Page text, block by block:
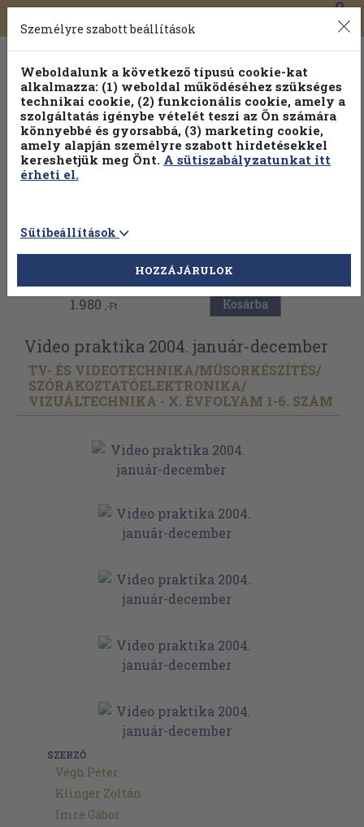
Toggle
navigation
0
Vissza az előző oldalra
1.980 ,-Ft Kosárba
Video praktika 2004. január-december
TV- ÉS VIDEOTECHNIKA/MŰSORKÉSZÍTÉS/
SZÓRAKOZTATÓELEKTRONIKA/
VIZUÁLTECHNIKA - X. ÉVFOLYAM 1-6. SZÁM
SZERZŐ
Végh Péter
Klinger Zoltán
Imre Gábor
Személyre szabott beállítások
Weboldalunk a következő típusú cookie-kat
alkalmazza: (1) weboldal működéséhez szükséges
technikai cookie, (2) funkcionális cookie, amely a
szolgáltatás igénybe vételét teszi az Ön számára
könnyebbé és gyorsabbá, (3) marketing cookie,
amely alapján személyre szabott hirdetésekkel
kereshetjük meg Önt. A sütiszabályzatunkat itt
érheti el.
Sütibeállítások
HOZZÁJÁRULOK